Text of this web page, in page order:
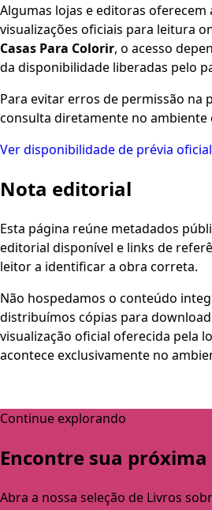
Algumas lojas e editoras oferecem
visualizações oficiais para leitura
Casas Para Colorir, o acesso
da disponibilidade liberadas pelo
Para evitar erros de permissão na
consulta diretamente no ambiente
Ver disponibilidade de prévia oficial
Nota editorial
Esta página reúne metadados
editorial disponível e links de
leitor a identificar a obra correta.
Não hospedamos o conteúdo
distribuímos cópias para
visualização oficial oferecida pela
acontece exclusivamente no
Continue explorando
Encontre sua
Abra a nossa seleção de Livros